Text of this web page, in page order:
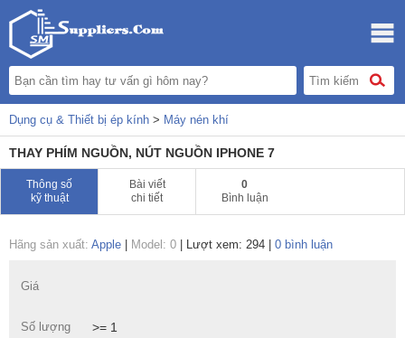
Dụng cụ & Thiết bị ép kính > Máy nén khí
THAY PHÍM NGUỒN, NÚT NGUỒN IPHONE 7
Thông số
kỹ thuật
Bài viết
chi tiết
0
Bình luận
Hãng sản xuất: Apple Model: 0 Lượt xem: 294 0 bình luận
Giá
Số lượng
>= 1